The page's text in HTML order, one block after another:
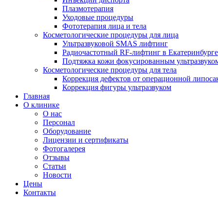
Плазмотерапия
Уходовые процедуры
Фототерапия лица и тела
Косметологические процедуры для лица
Ультразвуковой SMAS лифтинг
Радиочастотный RF-лифтинг в Екатеринбурге
Подтяжка кожи фокусированным
Косметологические процедуры для тела
Коррекция дефектов от операционной
Коррекция фигуры ультразвуком
Главная
О клинике
О нас
Персонал
Оборудование
Лицензии и сертификаты
Фотогалерея
Отзывы
Статьи
Новости
Цены
Контакты